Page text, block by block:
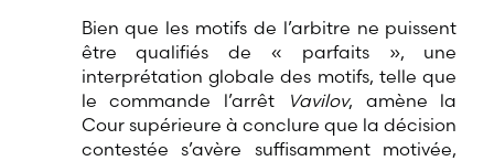
Bien que les motifs de l’arbitre ne puissent
être qualifiés de « parfaits », une
interprétation globale des motifs, telle que
le commande l’arrêt
Vavilov, amène la
Cour supérieure à conclure que la décision
contestée s’avère suffisamment motivée,